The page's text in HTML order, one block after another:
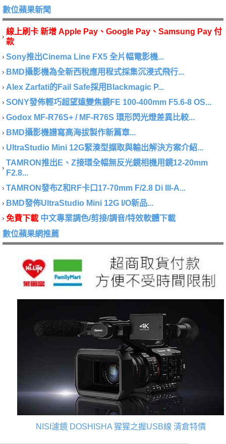
數位蘋果新聞
線上刷卡 新增 Apple Pay、Google Pay、Samsung Pay 付
款
Sony推出Cinema Line FX5 全片幅電影機...
BMD攝影機為全新西稅應用程式採集沉浸式飛行...
Alex Zarfati的Fail Safe採用Blackmagic P...
SONY發佈輕巧超望遠變焦鏡FE 100-400mm F5.6-8 OS...
Godox MF-R76S+ / MF-R76S 環形閃光燈差異比較...
BMD攝影機譜寫高海拔製作新篇章...
UltraStudio Mini 12G緊湊型擷取與輸出解決方案介紹...
TAMRON推出E、Z接環全幅無反光鏡相機用鏡12-20mm
F2.8...
TAMRON發布Z和RF卡口17-70mm F/2.8 Di III-A...
BMD發佈UltraStudio Mini 12G I/O新品...
免費下載 中文專業調色/剪接/調音/特效軟體下載
數位蘋果網推薦
NISI濾鏡 DOSHISHA 猩猩之握USB線 清倉特價